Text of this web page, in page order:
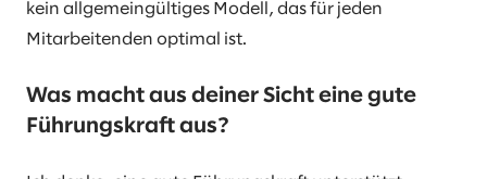
kein allgemeingültiges Modell, das für jeden
Mitarbeitenden optimal ist.
Was macht aus deiner Sicht eine gute
Führungskraft aus?